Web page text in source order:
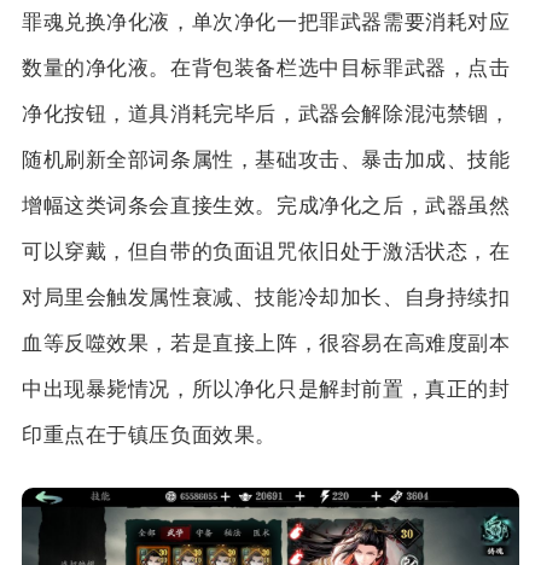
罪魂兑换净化液，单次净化一把罪武器需要消耗对应
数量的净化液。在背包装备栏选中目标罪武器，点击
净化按钮，道具消耗完毕后，武器会解除混沌禁锢，
随机刷新全部词条属性，基础攻击、暴击加成、技能
增幅这类词条会直接生效。完成净化之后，武器虽然
可以穿戴，但自带的负面诅咒依旧处于激活状态，在
对局里会触发属性衰减、技能冷却加长、自身持续扣
血等反噬效果，若是直接上阵，很容易在高难度副本
中出现暴毙情况，所以净化只是解封前置，真正的封
印重点在于镇压负面效果。